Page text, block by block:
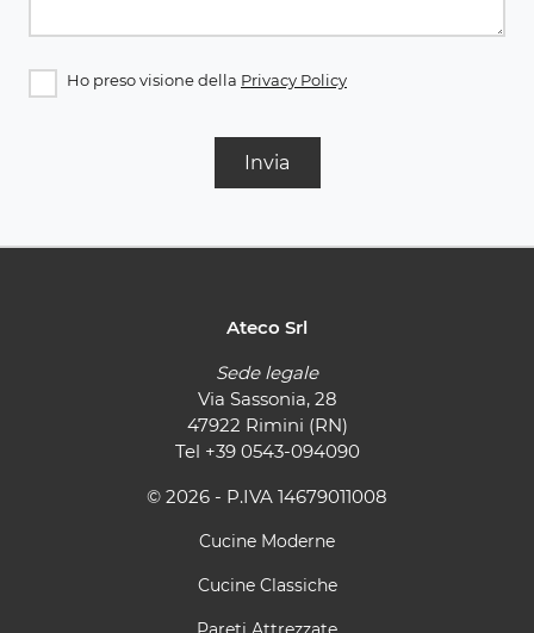
Ho preso visione della Privacy Policy
Invia
Ateco Srl
Sede legale
Via Sassonia, 28
47922 Rimini (RN)
Tel +39 0543-094090
© 2026 - P.IVA 14679011008
Cucine Moderne
Cucine Classiche